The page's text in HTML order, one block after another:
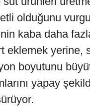
olduğunu
kaba daha
eklemek yerine,
boyutunu
yapay